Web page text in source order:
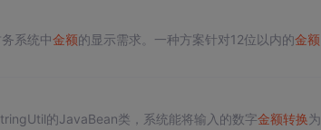
务系统中金额的显示需求。一种方案针对12位以内的金额
的JavaBean类，系统能将输入的数字金额转换为